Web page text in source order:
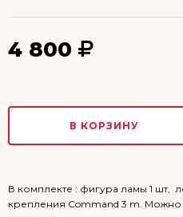
4 800
В КОРЗИНУ
В комплекте : фигура ламы 1 шт,
крепления Command 3 m. Можно